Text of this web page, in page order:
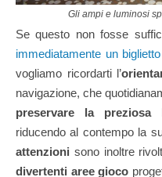
Gli ampi e luminosi
Se questo non fosse
immediatamente un biglietto
vogliamo ricordarti l’
navigazione, che
preservare la preziosa
riducendo al contempo la
attenzioni sono inoltre
divertenti aree gioco